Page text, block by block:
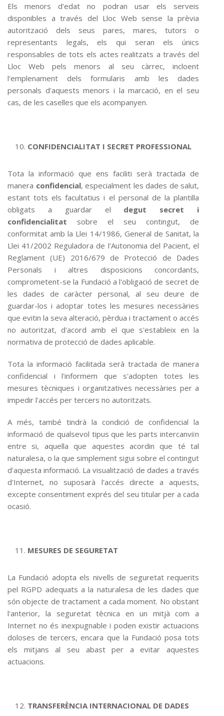
Els menors d'edat no podran usar els serveis
disponibles a través del Lloc Web sense la prèvia
autorització dels seus pares, mares, tutors o
representants legals, els qui seran els únics
responsables de tots els actes realitzats a través del
Lloc Web pels menors al seu càrrec, incloent
l'emplenament dels formularis amb les dades
personals d'aquests menors i la marcació, en el seu
cas, de les caselles que els acompanyen.
CONFIDENCIALITAT I SECRET PROFESSIONAL
Tota la informació que ens faciliti serà tractada de
manera confidencial, especialment les dades de salut,
estant tots els facultatius i el personal de la plantilla
obligats a guardar el degut secret i
confidencialitat sobre el seu contingut, de
conformitat amb la Llei 14/1986, General de Sanitat, la
Llei 41/2002 Reguladora de l'Autonomia del Pacient, el
Reglament (UE) 2016/679 de Protecció de Dades
Personals i altres disposicions concordants,
comprometent-se la Fundació a l'obligació de secret de
les dades de caràcter personal, al seu deure de
guardar-los i adoptar totes les mesures necessàries
que evitin la seva alteració, pèrdua i tractament o accés
no autoritzat, d'acord amb el que s'estableix en la
normativa de protecció de dades aplicable.
Tota la informació facilitada serà tractada de manera
confidencial i l'informem que s'adopten totes les
mesures tècniques i organitzatives necessàries per a
impedir l'accés per tercers no autoritzats.
A més, també tindrà la condició de confidencial la
informació de qualsevol tipus que les parts intercanviïn
entre si, aquella que aquestes acordin que té tal
naturalesa, o la que simplement sigui sobre el contingut
d'aquesta informació. La visualització de dades a través
d'Internet, no suposarà l'accés directe a aquests,
excepte consentiment exprés del seu titular per a cada
ocasió.
MESURES DE SEGURETAT
La Fundació adopta els nivells de seguretat requerits
pel RGPD adequats a la naturalesa de les dades que
són objecte de tractament a cada moment. No obstant
l'anterior, la seguretat tècnica en un mitjà com a
Internet no és inexpugnable i poden existir actuacions
doloses de tercers, encara que la Fundació posa tots
els mitjans al seu abast per a evitar aquestes
actuacions.
TRANSFERÈNCIA INTERNACIONAL DE DADES